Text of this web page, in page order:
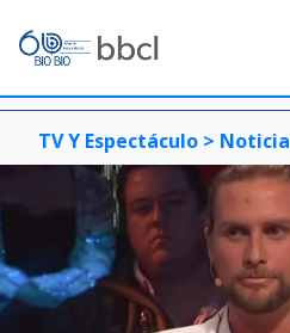
TV Y Espectáculo > Noticia